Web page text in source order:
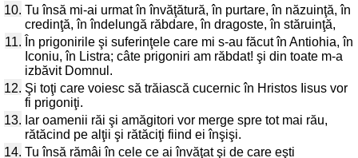
10. Tu însă mi-ai urmat în învăţătură, în purtare, în năzuinţă, în
credinţă, în îndelungă răbdare, în dragoste, în stăruinţă,
11. În prigonirile şi suferinţele care mi s-au făcut în Antiohia, în
Iconiu, în Listra; câte prigoniri am răbdat! şi din toate m-a
izbăvit Domnul.
12. Şi toţi care voiesc să trăiască cucernic în Hristos Iisus vor
fi prigoniţi.
13. Iar oamenii răi şi amăgitori vor merge spre tot mai rău,
rătăcind pe alţii şi rătăciţi fiind ei înşişi.
14. Tu însă rămâi în cele ce ai învăţat şi de care eşti